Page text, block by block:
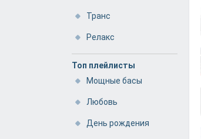
Транс
Релакс
Топ плейлисты
Мощные басы
Любовь
День рождения